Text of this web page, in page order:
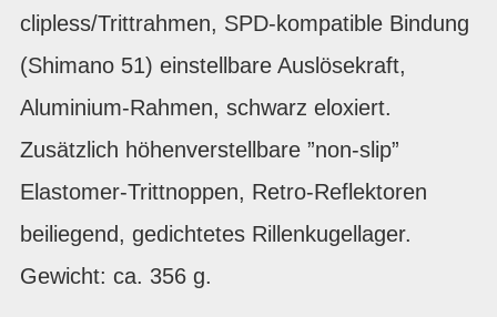
clipless/Trittrahmen, SPD-kompatible Bindung
(Shimano 51) einstellbare Auslösekraft,
Aluminium-Rahmen, schwarz eloxiert.
Zusätzlich höhenverstellbare ”non-slip”
Elastomer-Trittnoppen, Retro-Reflektoren
beiliegend, gedichtetes Rillenkugellager.
Gewicht: ca. 356 g.